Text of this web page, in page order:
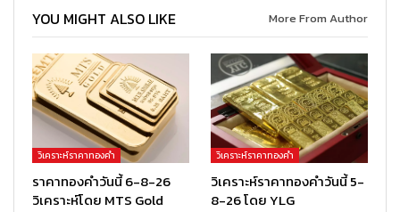
YOU MIGHT ALSO LIKE More From Author
วิเคราะห์ราคาทองคำ
ราคาทองคำวันนี้ 6-8-26
วิเคราะห์โดย MTS Gold
วิเคราะห์ราคาทองคำ
วิเคราะห์ราคาทองคำวันนี้ 5-
8-26 โดย YLG